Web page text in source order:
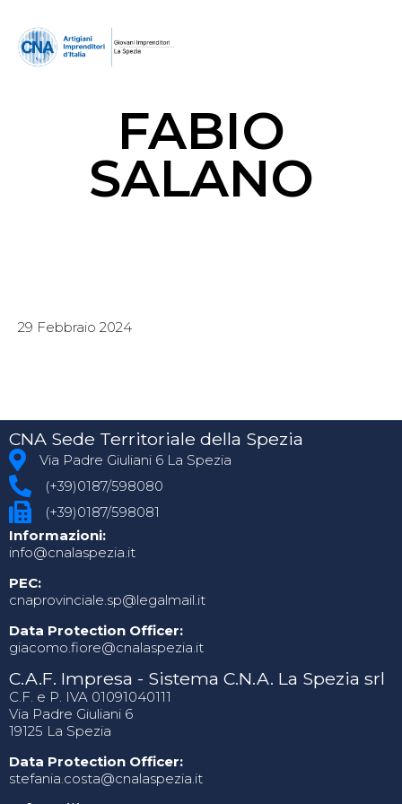
FABIO
SALANO
29 Febbraio 2024
CNA Sede Territoriale della Spezia
Via Padre Giuliani 6 La Spezia
(+39)0187/598080
(+39)0187/598081
Informazioni:
info@cnalaspezia.it
PEC:
cnaprovinciale.sp@legalmail.it
Data Protection Officer:
giacomo.fiore@cnalaspezia.it
C.A.F. Impresa - Sistema C.N.A. La Spezia srl
C.F. e P. IVA 01091040111
Via Padre Giuliani 6
19125 La Spezia
Data Protection Officer:
stefania.costa@cnalaspezia.it